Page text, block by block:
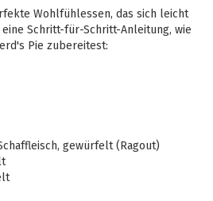
Wohlfühlessen, das sich leicht
Schritt-für-Schritt-Anleitung, wie
Pie zubereitest:
gewürfelt (Ragout)